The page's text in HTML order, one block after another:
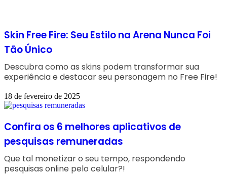
Skin Free Fire: Seu Estilo na Arena Nunca Foi
Tão Único
Descubra como as skins podem transformar sua
experiência e destacar seu personagem no Free Fire!
18 de fevereiro de 2025
Confira os 6 melhores aplicativos de
pesquisas remuneradas
Que tal monetizar o seu tempo, respondendo
pesquisas online pelo celular?!